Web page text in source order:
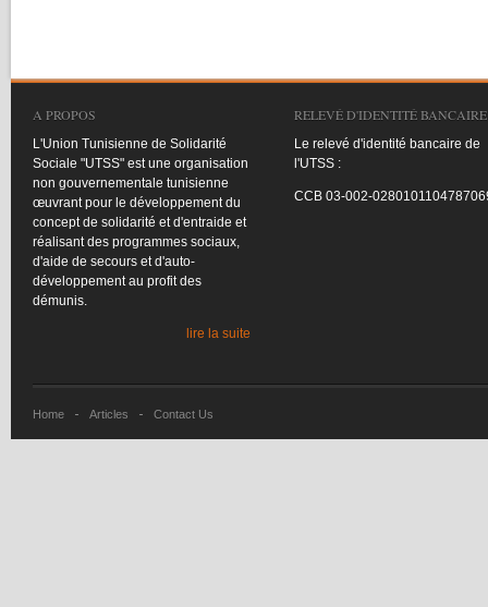
A PROPOS
L'Union Tunisienne de Solidarité
Sociale "UTSS" est une organisation
non gouvernementale tunisienne
œuvrantpour le développementdu
concept de solidarité etd'entraide et
réalisantdes programmes sociaux,
d'aide de secours etd'auto-
développementau profit des
démunis.
lire la suite
RELEVÉ D'IDENTITÉ BANCAIRE
Le relevé d'identité bancaire de
l'UTSS :
CCB 03-002-
Home Articles Contact Us